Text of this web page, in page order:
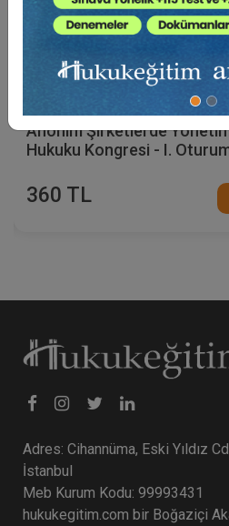
Anonim Şirketlerde
Hukuku Kongresi - I.
360 TL
Adres: Cihannüma, Eski Yıldız
İstanbul
Meb Kurum Kodu: 99993431
hukukegitim.com bir Boğaziçi